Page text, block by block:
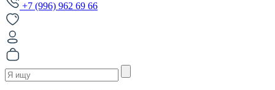
+7 (996) 962 69 66